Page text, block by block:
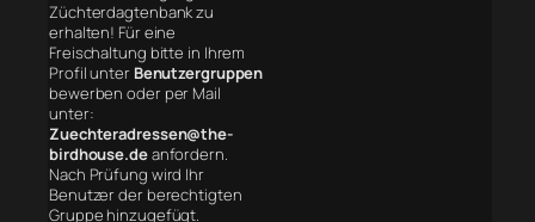
Züchterdagtenbank zu
erhalten! Für eine
Freischaltung bitte in Ihrem
Profil unter Benutzergruppen
bewerben oder per Mail
unter:
Zuechteradressen@the-
birdhouse.deanfordern.
Nach Prüfung wird Ihr
Benutzer der berechtigten
Gruppe hinzugefügt.